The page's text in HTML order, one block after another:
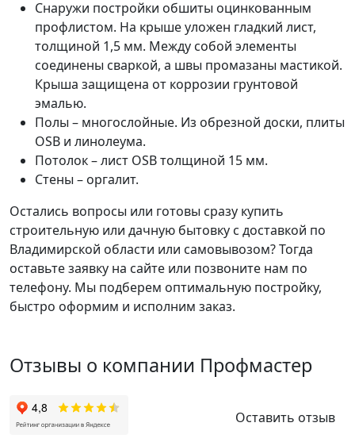
Снаружи постройки обшиты оцинкованным
профлистом. На крыше уложен гладкий лист,
толщиной 1,5 мм. Между собой элементы
соединены сваркой, а швы промазаны мастикой.
Крыша защищена от коррозии грунтовой
эмалью.
Полы – многослойные. Из обрезной доски, плиты
OSB и линолеума.
Потолок – лист OSB толщиной 15 мм.
Стены – оргалит.
Остались вопросы или готовы сразу купить
строительную или дачную бытовку с доставкой по
Владимирской области или самовывозом? Тогда
оставьте заявку на сайте или позвоните нам по
телефону. Мы подберем оптимальную постройку,
быстро оформим и исполним заказ.
Отзывы о компании Профмастер
Оставить отзыв